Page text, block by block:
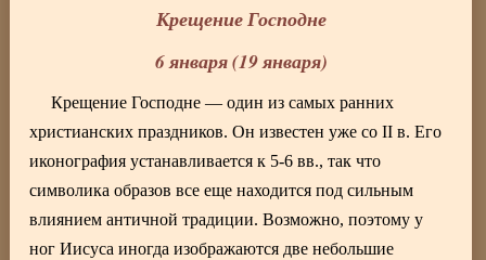
Крещение Господне
6 января (19 января)
Крещение Господне — один из самых ранних
христианских праздников. Он известен уже со II в. Его
иконография устанавливается к 5-6 вв., так что
символика образов все еще находится под сильным
влиянием античной традиции. Возможно, поэтому у
ног Иисуса иногда изображаются две небольшие